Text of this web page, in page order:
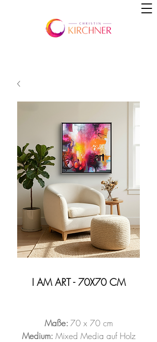
I AM ART - 70X70 CM
Maße: 70 x 70 cm
Medium: Mixed Media auf Holz